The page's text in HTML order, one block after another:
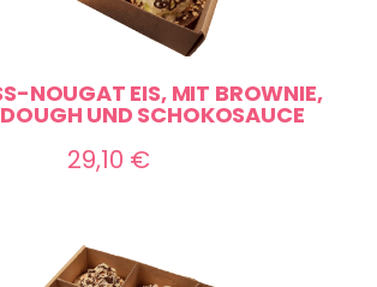
NOUGAT EIS, MIT BROWNIE,
UND SCHOKOSAUCE
29,10 €